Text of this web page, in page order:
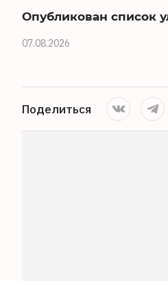
Опубликован список
07.08.2026
Поделиться